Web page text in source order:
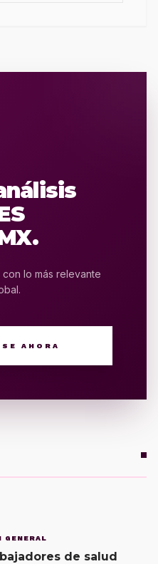
con lo más relevante
AHORA
GENERAL
de salud